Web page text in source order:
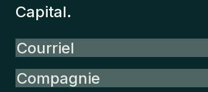
Capital.
Courriel
Compagnie